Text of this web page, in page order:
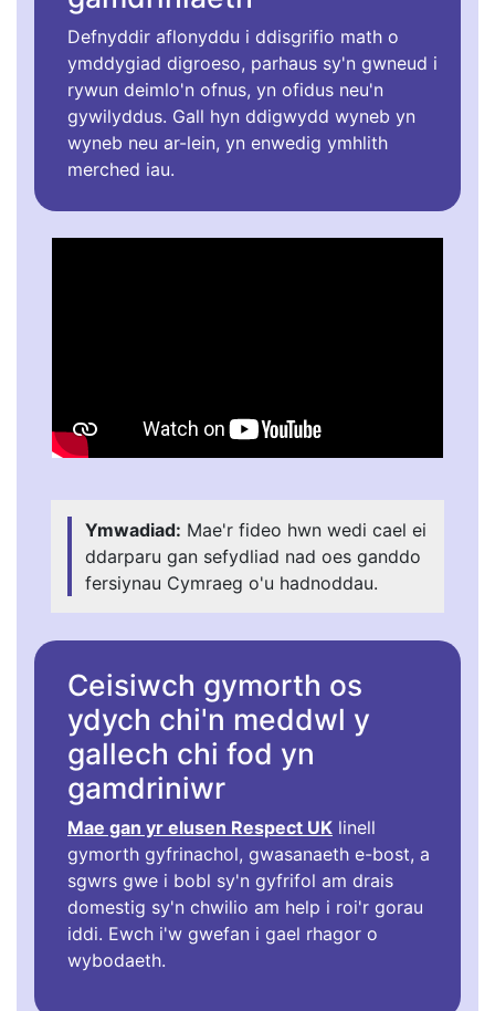
Defnyddir aflonyddu i ddisgrifio math o
ymddygiad digroeso, parhaus sy'n gwneud i
rywun deimlo'n ofnus, yn ofidus neu'n
gywilyddus. Gall hyn ddigwydd wyneb yn
wyneb neu ar-lein, yn enwedig ymhlith
merched iau.
Ymwadiad: Mae'r fideo hwn wedi cael ei
ddarparu gan sefydliad nad oes ganddo
fersiynau Cymraeg o'u hadnoddau.
Ceisiwch gymorth os
ydych chi'n meddwl y
gallech chi fod yn
gamdriniwr
Mae gan yr elusen Respect UK linell
gymorth gyfrinachol, gwasanaeth e-bost, a
sgwrs gwe i bobl sy'n gyfrifol am drais
domestig sy'n chwilio am help i roi'r gorau
iddi. Ewch i'w gwefan i gael rhagor o
wybodaeth.